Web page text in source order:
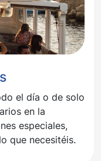
el día o de solo
en la
especiales,
que necesitéis.